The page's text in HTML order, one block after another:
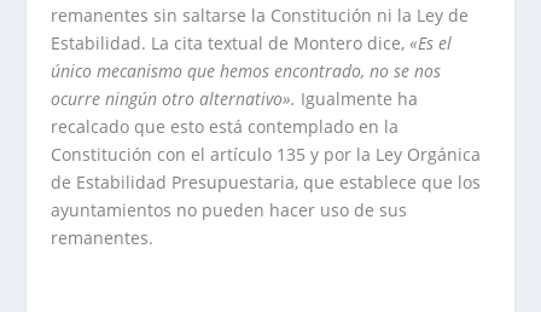
remanentes sin saltarse la Constitución ni la Ley de
Estabilidad. La cita textual de Montero dice,«Es el
único mecanismo que hemos encontrado, no se nos
ocurre ningún otro alternativo». Igualmente ha
recalcado que esto está contemplado en la
Constitución con el artículo 135 y por la Ley Orgánica
de Estabilidad Presupuestaria, que establece que los
ayuntamientos no pueden hacer uso de sus
remanentes.